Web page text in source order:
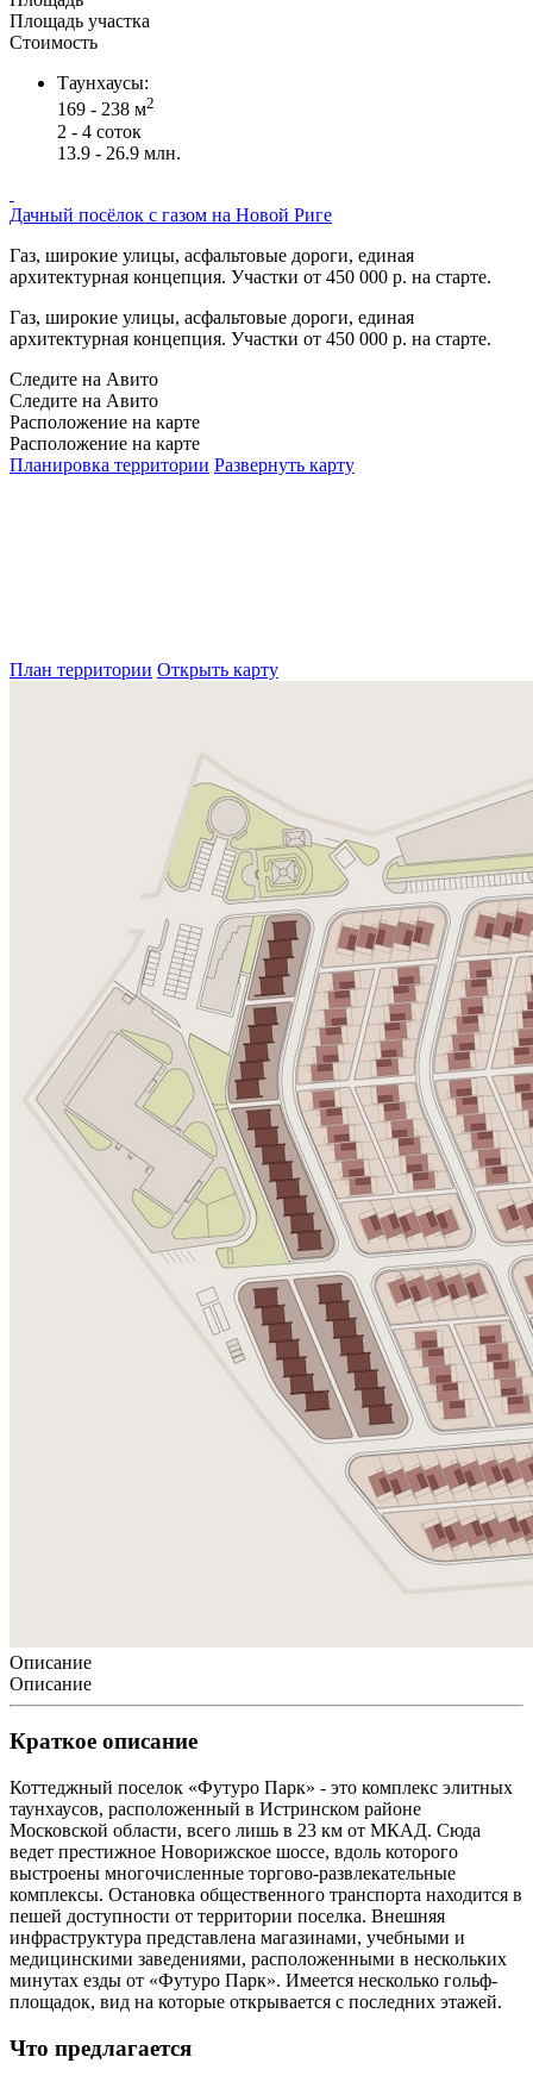
Площадь участка
Стоимость
Таунхаусы:
169 - 238 м2
2 - 4 соток
13.9 - 26.9 млн.
Дачный посёлок с газом на Новой Риге
Газ, широкие улицы, асфальтовые дороги, единая
архитектурная концепция. Участки от 450 000 р. на старте.
Газ, широкие улицы, асфальтовые дороги, единая
архитектурная концепция. Участки от 450 000 р. на старте.
Следите на Авито
Следите на Авито
Расположение на карте
Расположение на карте
Планировка территории Развернуть карту
План территории Открыть карту
Описание
Описание
Краткое описание
Коттеджный поселок «Футуро Парк» - это комплекс элитных
таунхаусов, расположенный в Истринском районе
Московской области, всего лишь в 23 км от МКАД. Сюда
ведет престижное Новорижское шоссе, вдоль которого
выстроены многочисленные торгово-развлекательные
комплексы. Остановка общественного транспорта находится в
пешей доступности от территории поселка. Внешняя
инфраструктура представлена магазинами, учебными и
медицинскими заведениями, расположенными в нескольких
минутах езды от «Футуро Парк». Имеется несколько гольф-
площадок, вид на которые открывается с последних этажей.
Что предлагается